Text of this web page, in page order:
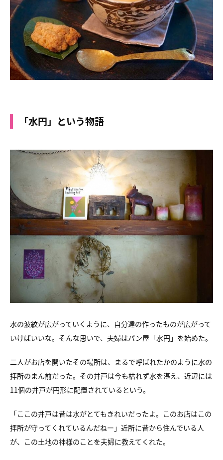
「水円」という物語
水の波紋が広がっていくように、 自分達の作ったものが広がって
いけばいいな。 そんな思いで、夫婦はパン屋「水円」を始めた。
二人がお店を開いたその場所は、 まるで呼ばれたかのように水の
拝所のまん前だった。 その井戸は今も枯れず水を湛え、 近辺には
11個の井戸が円形に配置されているという。
「ここの井戸は昔は水がとてもきれいだったよ。 このお店はこの
拝所が守ってくれているんだねー」 近所に昔から住んでいる人
が、 この土地の神様のことを夫婦に教えてくれた。